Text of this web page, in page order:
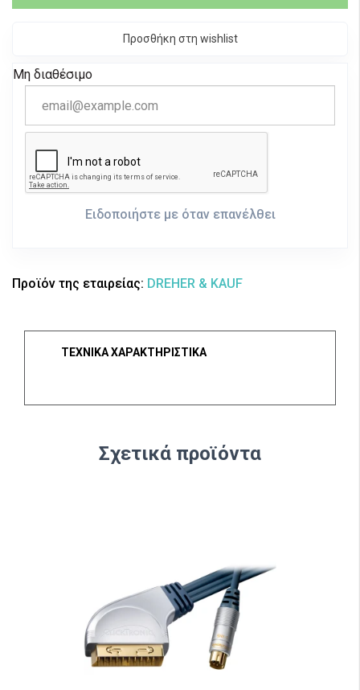
Προσθήκη στη wishlist
Μη διαθέσιμο
Ειδοποιήστε με όταν επανέλθει
Προϊόν της εταιρείας: DREHER & KAUF
ΤΕΧΝΙΚΑ ΧΑΡΑΚΤΗΡΙΣΤΙΚΑ
Σχετικά προϊόντα